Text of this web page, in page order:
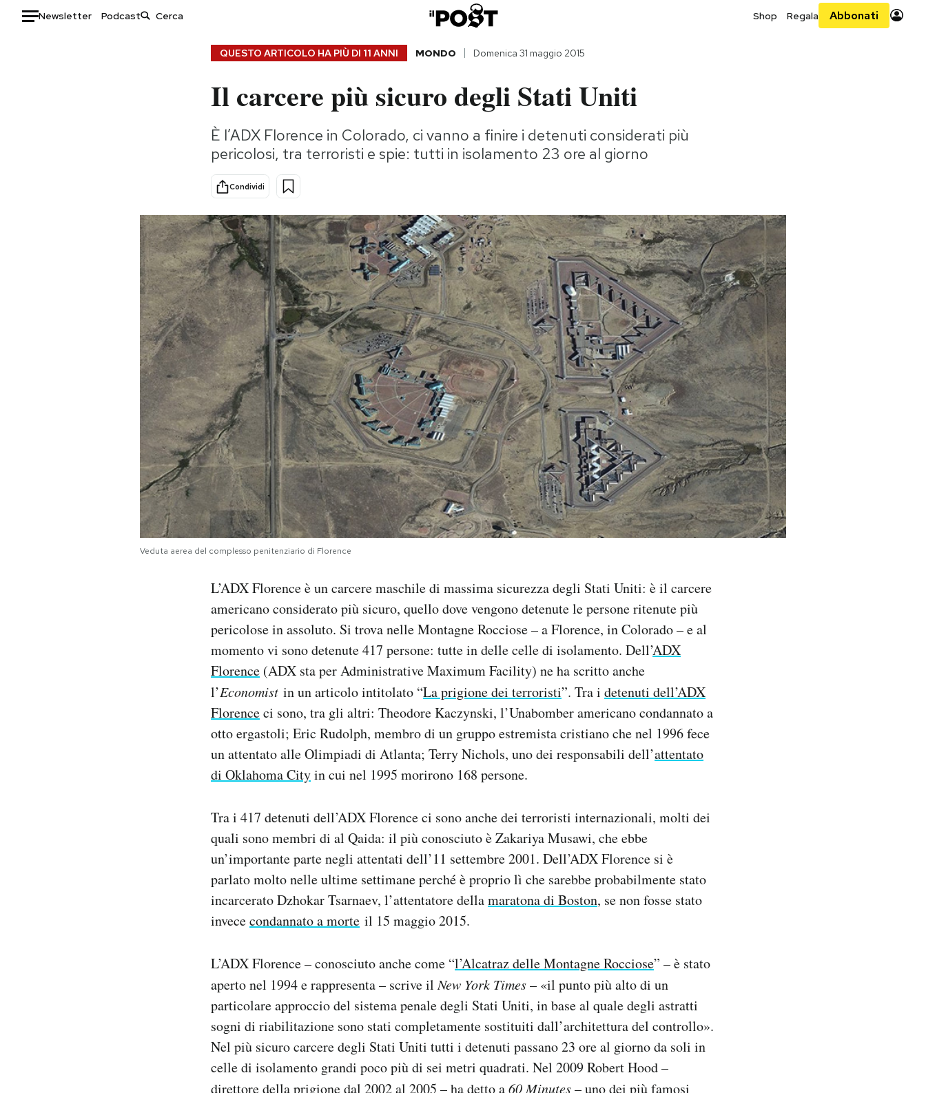
Newsletter Podcast Shop Regala Abbonati
Consumismi
Storie/Idee
Ok Boomer!
Media
Europa
Altrecose
Mondiali calcio 2026
QUESTO ARTICOLO HA PIÙ DI 11 ANNI MONDO Domenica 31 maggio 2015
Il carcere più sicuro degli Stati Uniti
È l’ADX Florence in Colorado, ci vanno a finire i detenuti considerati più
pericolosi, tra terroristi e spie: tutti in isolamento 23 ore al giorno
Condividi
Veduta aerea del complesso penitenziario di Florence
L’ADX Florence è un carcere maschile di massima sicurezza degli Stati Uniti: è il carcere
americano considerato più sicuro, quello dove vengono detenute le persone ritenute più
pericolose in assoluto. Si trova nelle Montagne Rocciose – a Florence, in Colorado – e al
momento vi sono detenute 417 persone: tutte in delle celle di isolamento. Dell’ADX
Florence (ADX sta per Administrative Maximum Facility) ne ha scritto anche
l’Economist in un articolo intitolato “La prigione dei terroristi”. Tra i detenuti dell’ADX
Florenceci sono, tra gli altri: Theodore Kaczynski, l’Unabomber americano condannato a
otto ergastoli; Eric Rudolph, membro di un gruppo estremista cristiano che nel 1996 fece
un attentato alle Olimpiadi di Atlanta; Terry Nichols, uno dei responsabili dell’attentato
di Oklahoma Cityin cui nel 1995 morirono 168 persone.
Tra i 417 detenuti dell’ADX Florence ci sono anche dei terroristi internazionali, molti dei
quali sono membri di al Qaida: il più conosciuto è Zakariya Musawi, che ebbe
un’importante parte negli attentati dell’11 settembre 2001. Dell’ADX Florence si è
parlato molto nelle ultime settimane perché è proprio lì che sarebbe probabilmente stato
incarcerato Dzhokar Tsarnaev, l’attentatore dellamaratona di Boston, se non fosse stato
invececondannato a morte il 15 maggio 2015.
L’ADX Florence – conosciuto anche come “l’Alcatraz delle Montagne Rocciose” – è stato
aperto nel 1994 e rappresenta – scrive ilNew York Times– «il punto più alto di un
particolare approccio del sistema penale degli Stati Uniti, in base al quale degli astratti
sogni di riabilitazione sono stati completamente sostituiti dall’architettura del controllo».
Nel più sicuro carcere degli Stati Uniti tutti i detenuti passano 23 ore al giorno da soli in
celle di isolamento grandi poco più di sei metri quadrati. Nel 2009 Robert Hood –
direttore della prigione dal 2002 al 2005 –ha detto a60 Minutes– uno dei più famosi